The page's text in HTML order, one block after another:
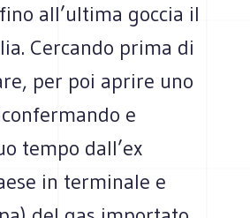
all’ultima goccia il
Cercando prima di
per poi aprire uno
e
tempo dall’ex
in terminale e